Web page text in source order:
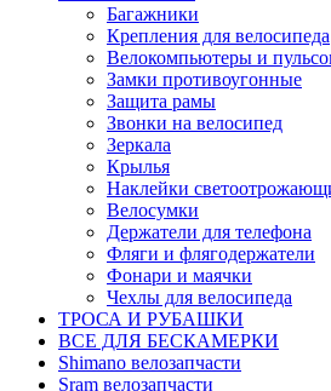
Багажники
Крепления для велосипеда
Велокомпьютеры и
Замки противоугонные
Защита рамы
Звонки на велосипед
Зеркала
Крылья
Наклейки
Велосумки
Держатели для телефона
Фляги и флягодержатели
Фонари и маячки
Чехлы для велосипеда
ТРОСА И РУБАШКИ
ВСЕ ДЛЯ БЕСКАМЕРКИ
Shimano велозапчасти
Sram велозапчасти